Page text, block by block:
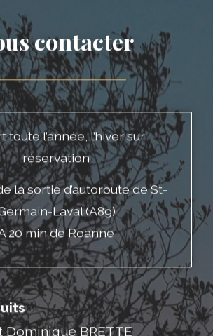
A 20 min de Roanne
Dominique BRETTE
de L’Eau du Puits Odenet
St-Maurice-sur-Loire
33 64–06 25 72 08 17
puits.nd-